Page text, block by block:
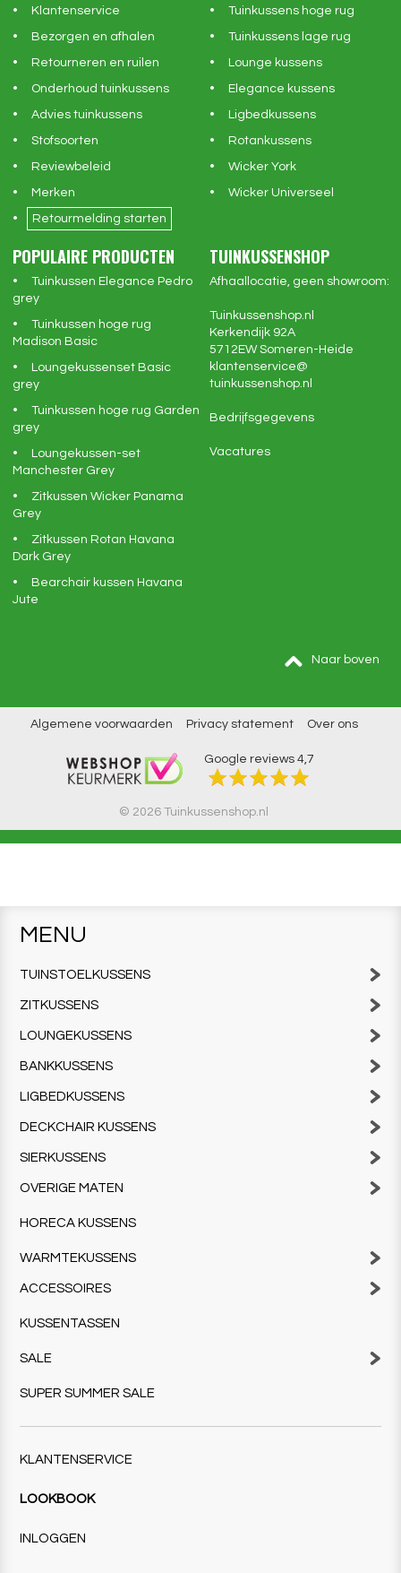
Klantenservice
Bezorgen en afhalen
Retourneren en ruilen
Onderhoud tuinkussens
Advies tuinkussens
Stofsoorten
Reviewbeleid
Merken
Retourmelding starten
Tuinkussens hoge rug
Tuinkussens lage rug
Lounge kussens
Elegance kussens
Ligbedkussens
Rotankussens
Wicker York
Wicker Universeel
POPULAIRE PRODUCTEN
Tuinkussen Elegance Pedro
grey
Tuinkussen hoge rug
Madison Basic
Loungekussenset Basic
grey
Tuinkussen hoge rug Garden
grey
Loungekussen-set
Manchester Grey
Zitkussen Wicker Panama
Grey
Zitkussen Rotan Havana
Dark Grey
Bearchair kussen Havana
Jute
TUINKUSSENSHOP
Afhaallocatie, geen showroom:
Tuinkussenshop.nl
Kerkendijk 92A
5712EW Someren-Heide
klantenservice@
tuinkussenshop.nl
Bedrijfsgegevens
Vacatures
Naar boven
Algemene voorwaarden Privacy statement Over ons
Google reviews 4,7
© 2026 Tuinkussenshop.nl
MENU
TUINSTOELKUSSENS
ZITKUSSENS
LOUNGEKUSSENS
BANKKUSSENS
LIGBEDKUSSENS
DECKCHAIR KUSSENS
SIERKUSSENS
OVERIGE MATEN
HORECA KUSSENS
WARMTEKUSSENS
ACCESSOIRES
KUSSENTASSEN
SALE
SUPER SUMMER SALE
KLANTENSERVICE
LOOKBOOK
INLOGGEN